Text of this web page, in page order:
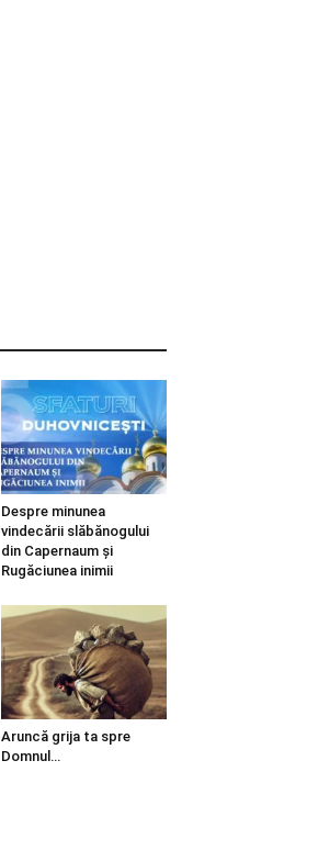
Despre minunea
vindecării slăbănogului
din Capernaum și
Rugăciunea inimii
Aruncă grija ta spre
Domnul…